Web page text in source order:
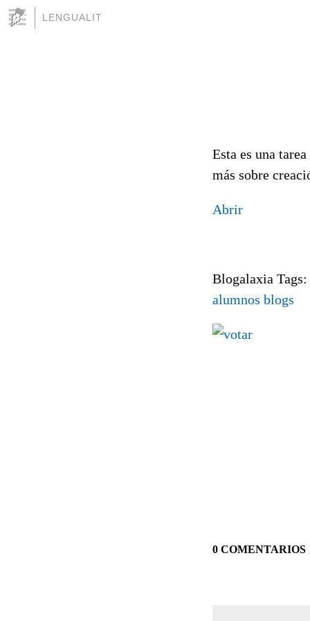
LENGUALIT
Esta es una
más sobre
Abrir
Blogalaxia Tags:
alumnos blogs
0 COMENTARIOS